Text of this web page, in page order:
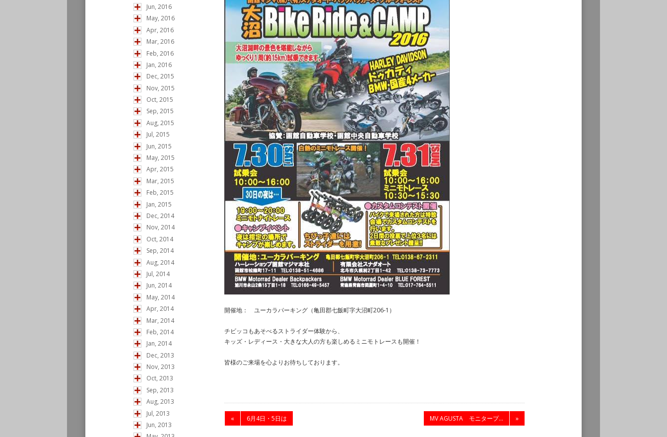
Jun, 2016
May, 2016
Apr, 2016
Mar, 2016
Feb, 2016
Jan, 2016
Dec, 2015
Nov, 2015
Oct, 2015
Sep, 2015
Aug, 2015
Jul, 2015
Jun, 2015
May, 2015
Apr, 2015
Mar, 2015
Feb, 2015
Jan, 2015
Dec, 2014
Nov, 2014
Oct, 2014
Sep, 2014
Aug, 2014
Jul, 2014
Jun, 2014
May, 2014
Apr, 2014
Mar, 2014
Feb, 2014
Jan, 2014
Dec, 2013
Nov, 2013
Oct, 2013
Sep, 2013
Aug, 2013
Jul, 2013
Jun, 2013
開催地： ユーカラパーキング（亀田郡七飯町字大沼町206-1）
チビッコもあそべるストライダー体験から、
キッズ・レディース・大きな大人の方も楽しめるミニモトレースも開催！
皆様のご来場を心よりお待ちしております。
« 6月4日・5日は MV AGUSTA モニタープ... »